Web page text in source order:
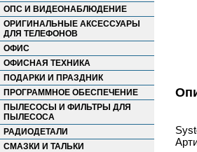
ОПС И ВИДЕОНАБЛЮДЕНИЕ
ОРИГИНАЛЬНЫЕ АКСЕССУАРЫ
ДЛЯ ТЕЛЕФОНОВ
ОФИС
ОФИСНАЯ ТЕХНИКА
ПОДАРКИ И ПРАЗДНИК
ПРОГРАММНОЕ ОБЕСПЕЧЕНИЕ
ПЫЛЕСОСЫ И ФИЛЬТРЫ ДЛЯ
ПЫЛЕСОСА
РАДИОДЕТАЛИ
СМАЗКИ И ТАЛЬКИ